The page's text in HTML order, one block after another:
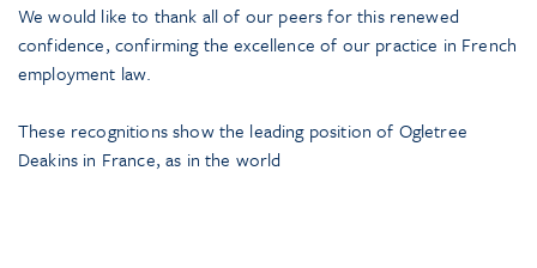
We would like to thank all of our peers for this renewed
confidence, confirming the excellence of our practice in French
employment law.
These recognitions show the leading position of Ogletree
Deakins in France, as in the world